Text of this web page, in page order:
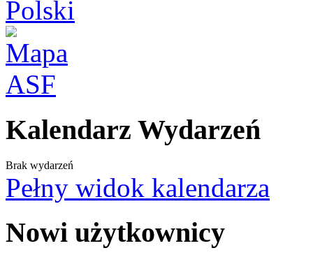
Kalendarz Wydarzeń
Brak wydarzeń
Pełny widok kalendarza
Nowi użytkownicy